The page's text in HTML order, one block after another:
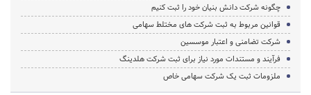
چگونه شرکت دانش بنیان خود را ثبت کنیم
قوانین مربوط به ثبت شرکت‌ های مختلط سهامی
شرکت تضامنی و اعتبار موسسین
فرآیند و مستندات مورد نیاز برای ثبت شرکت هلدینگ
ملزومات ثبت یک شرکت سهامی خاص